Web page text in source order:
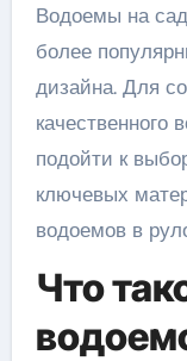
Водоемы на садовом участке становятся все
более
дизайна. Для
качественного
подойти к
ключевых
водоемов в
Что